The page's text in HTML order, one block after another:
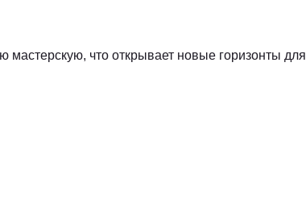
мастерскую, что открывает новые горизонты для